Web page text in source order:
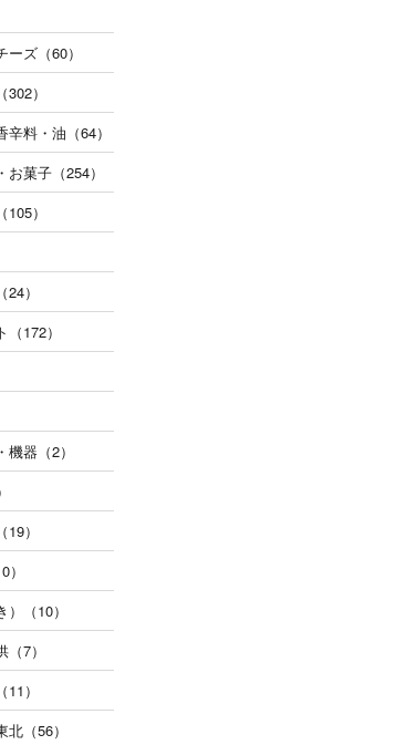
ズ（60）
）
辛料・油（64）
お菓子（254）
105）
）
172）
器（2）
）
（10）
7）
）
（56）